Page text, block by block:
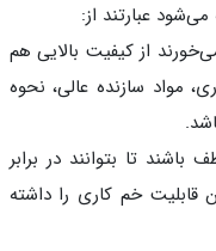
عبارتند از:
از کیفیت بالایی هم
سازنده عالی، نحوه
تا بتوانند در برابر
خم کاری را داشته